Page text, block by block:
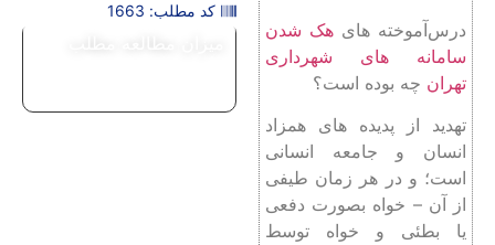
درس‌آموخته ‌های هک شدن
سامانه‌ های شهرداری
تهران چه بوده است؟
تهدید از پدیده‌ های همزاد
انسان و جامعه انسانی
است؛ و در هر زمان طیفی
از آن – خواه بصورت دفعی
یا بطئی و خواه توسط
کد مطلب: 1663